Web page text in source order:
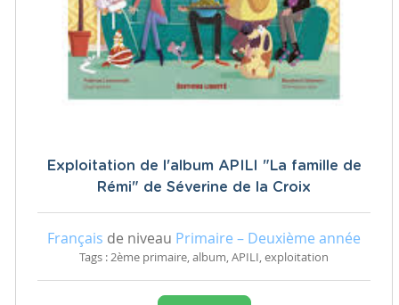
Exploitation de l'album APILI "La famille de
Rémi" de Séverine de la Croix
Français de niveau Primaire – Deuxième année
Tags : 2ème primaire, album, APILI, exploitation